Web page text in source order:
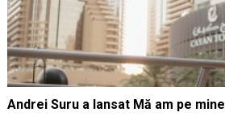
Andrei Suru a lansat Mă am pe mine